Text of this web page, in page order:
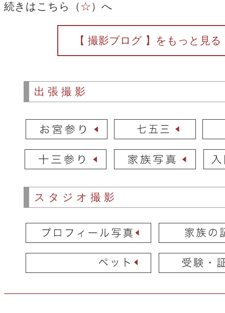
続きはこちら（☆）へ
【 撮影ブログ 】をもっと見
出張撮影
スタジオ撮影